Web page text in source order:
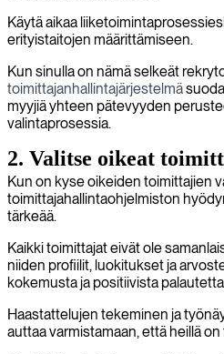
Käytä aikaa
erityistaitojen määrittämiseen.
Kun sinulla on nämä selkeät
toimittajanhallintajärjestelmä
myyjiä yhteen pätevyyden
valintaprosessia.
2. Valitse oikeat
Kun on kyse oikeiden toimittajien
toimittajahallintaohjelmiston
tärkeää.
Kaikki toimittajat eivät ole
niiden profiilit, luokitukset ja
kokemusta ja positiivista
Haastattelujen tekeminen ja
auttaa varmistamaan, että heillä